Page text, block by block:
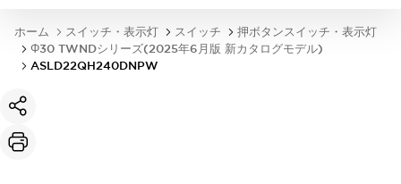
ホーム スイッチ・表示灯 スイッチ
押ボタンスイッチ・表示灯
Φ30 TWNDシリーズ(2025年6月版 新カタログモデル)
ASLD22QH240DNPW